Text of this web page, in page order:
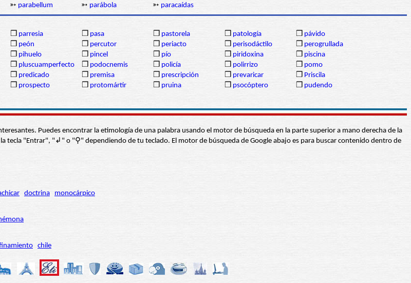
➳ parabellum ➳ parábola ➳ paracaídas
❒ parresia ❒ pasa ❒ pastorela ❒ patología ❒ pávido
❒ peón ❒ percutor ❒ periacto ❒ perisodáctilo ❒ perogrullada
❒ pihuelo ❒ pincel ❒ pío ❒ piridoxina ❒ piscina
❒ pluscuamperfecto ❒ podocnemis ❒ policía ❒ polirrizo ❒ pomo
❒ predicado ❒ premisa ❒ prescripción ❒ prevaricar ❒ Priscila
❒ prospecto ❒ protomártir ❒ pruina ❒ psocóptero ❒ pudendo
Puedes encontrar la etimología de una palabra usando el motor de búsqueda en la parte superior a mano derecha de la
la tecla "Entrar", "↲" o "⚲" dependiendo de tu teclado. El motor de búsqueda de Google abajo es para buscar contenido dentro de
doctrina monocárpico
chile